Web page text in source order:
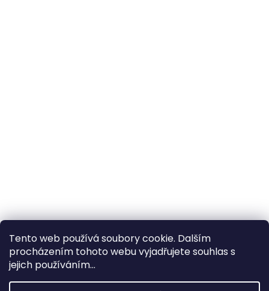
Tento web používá soubory cookie. Dalším
procházením tohoto webu vyjadřujete souhlas s
jejich používáním...
×
Hledáte nejvýhodnější cenu? Získáte jí
pomocíregistrace